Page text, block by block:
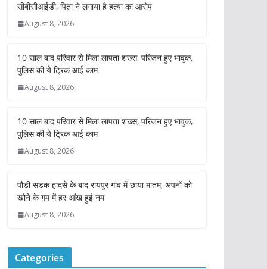
सीबीसीआईडी, पिता ने लगाया है हत्या का आरोप
August 8, 2026
10 साल बाद परिवार से मिला लापता शख्स, परिजन हुए भावुक,
पुलिस की ये ट्रिक आई काम
August 8, 2026
10 साल बाद परिवार से मिला लापता शख्स, परिजन हुए भावुक,
पुलिस की ये ट्रिक आई काम
August 8, 2026
पौड़ी सड़क हादसे के बाद रायपुर गांव में छाया मातम, अपनों को
खोने के गम में हर आंख हुई नम
August 8, 2026
Categories